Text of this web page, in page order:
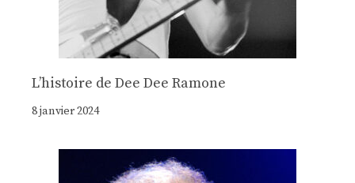
Lʼhistoire de Dee Dee Ramone
8 janvier 2024